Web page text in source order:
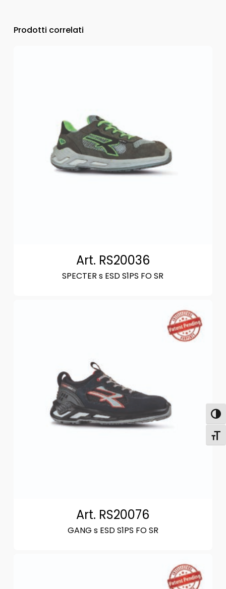
Prodotti correlati
Art. RS20036
SPECTER s ESD S1PS FO SR
Art. RS20076
GANG s ESD S1PS FO SR